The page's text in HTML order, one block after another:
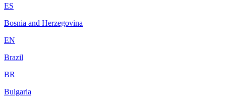
ES
Bosnia and Herzegovina
EN
Brazil
BR
Bulgaria